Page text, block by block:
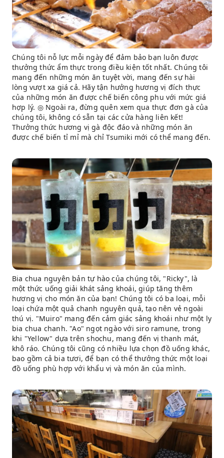
Chúng tôi nỗ lực mỗi ngày để đảm bảo bạn luôn được
thưởng thức ẩm thực trong điều kiện tốt nhất. Chúng tôi
mang đến những món ăn tuyệt vời, mang đến sự hài
lòng vượt xa giá cả. Hãy tận hưởng hương vị đích thực
của những món ăn được chế biến công phu với mức giá
hợp lý. ◎ Ngoài ra, đừng quên xem qua thực đơn gà của
chúng tôi, không có sẵn tại các cửa hàng liên kết!
Thưởng thức hương vị gà độc đáo và những món ăn
được chế biến tỉ mỉ mà chỉ Tsumiki mới có thể mang đến.
Bia chua nguyên bản tự hào của chúng tôi, "Ricky", là
một thức uống giải khát sảng khoái, giúp tăng thêm
hương vị cho món ăn của bạn! Chúng tôi có ba loại, mỗi
loại chứa một quả chanh nguyên quả, tạo nên vẻ ngoài
thú vị. "Muiro" mang đến cảm giác sảng khoái như một ly
bia chua chanh. "Ao" ngọt ngào với siro ramune, trong
khi "Yellow" dựa trên shochu, mang đến vị thanh mát,
khô ráo. Chúng tôi cũng có nhiều lựa chọn đồ uống khác,
bao gồm cả bia tươi, để bạn có thể thưởng thức một loại
đồ uống phù hợp với khẩu vị và món ăn của mình.